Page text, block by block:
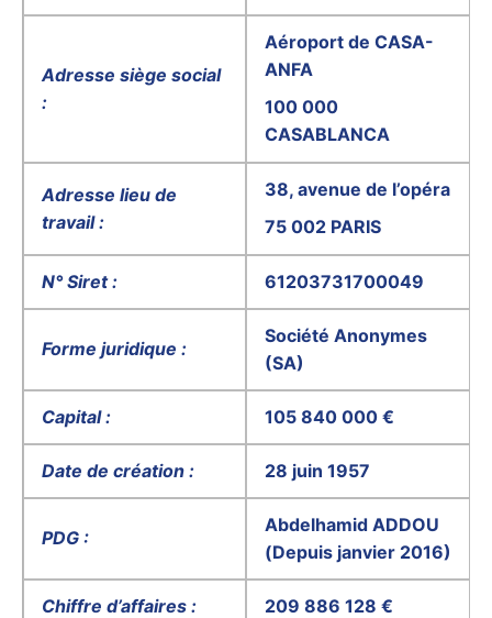
Adresse siège social
:
Aéroport de CASA-
ANFA
100 000
CASABLANCA
Adresse lieu de
travail :
38, avenue de l’opéra
75 002 PARIS
N° Siret : 61203731700049
Forme juridique :
Société Anonymes
(SA)
Capital : 105 840 000 €
Date de création : 28 juin 1957
PDG :
Abdelhamid ADDOU
(Depuis janvier 2016)
Chiffre d’affaires : 209 886 128 €